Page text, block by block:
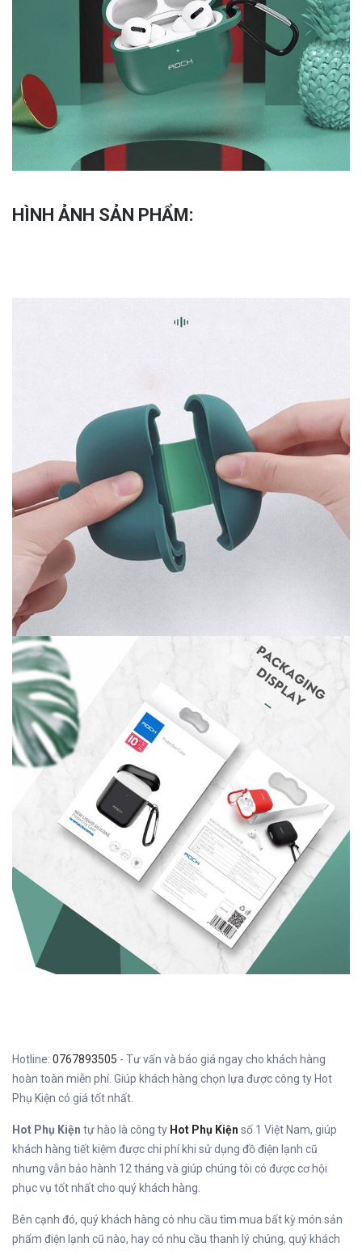
HÌNH ẢNH SẢN PHẨM:
Hotline: 0767893505 - Tư vấn và báo giá ngay cho khách hàng
hoàn toàn miễn phí. Giúp khách hàng chọn lựa được công ty Hot
Phụ Kiện có giá tốt nhất.
Hot Phụ Kiện tự hào là công ty Hot Phụ Kiện số 1 Việt Nam, giúp
khách hàng tiết kiệm được chi phí khi sử dụng đồ điện lạnh cũ
nhưng vẫn bảo hành 12 tháng và giúp chúng tôi có được cơ hội
phục vụ tốt nhất cho quý khách hàng.
Bên cạnh đó, quý khách hàng có nhu cầu tìm mua bất kỳ món sản
phẩm điện lạnh cũ nào, hay có nhu cầu thanh lý chúng, quý khách